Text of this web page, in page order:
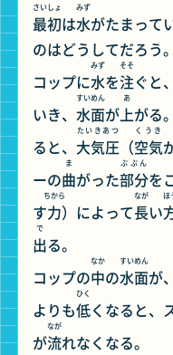
最初
さいしょ
は水
みず
がたまって
のはどうしてだろう。
コップに水
みず
を注
そそ
ぐと
いき、 水面
すいめん
が 上
あ
がる
ると、 大気圧
たいきあつ
（空気
くうき
ーの曲
ま
がった部分
ぶぶん
を
す力
ちから
）によって長
なが
い
ほ
出
で
る。
コップの中
なか
の水面
すいめん
が、
よりも低
ひく
くなると、
が流
なが
れなくなる。